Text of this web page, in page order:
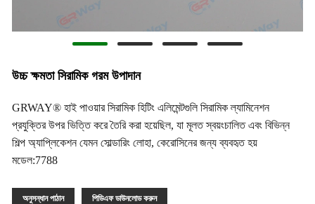
উচ্চ ক্ষমতা সিরামিক গরম উপাদান
GRWAY® হাই পাওয়ার সিরামিক হিটিং এলিমেন্টগুলি সিরামিক ল্যামিনেশন
প্রযুক্তির উপর ভিত্তি করে তৈরি করা হয়েছিল, যা মূলত স্বয়ংচালিত এবং বিভিন্ন
শিল্প অ্যাপ্লিকেশন যেমন সোল্ডারিং লোহা, কেরোসিনের জন্য ব্যবহৃত হয়
মডেল:7788
অনুসন্ধান পাঠান পিডিএফ ডাউনলোড করুন